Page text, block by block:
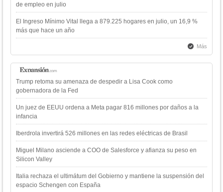
de empleo en julio
El Ingreso Mínimo Vital llega a 879.225 hogares en julio, un 16,9 %
más que hace un año
Más
Trump retoma su amenaza de despedir a Lisa Cook como
gobernadora de la Fed
Un juez de EEUU ordena a Meta pagar 816 millones por daños a la
infancia
Iberdrola invertirá 526 millones en las redes eléctricas de Brasil
Miguel Milano asciende a COO de Salesforce y afianza su peso en
Silicon Valley
Italia rechaza el ultimátum del Gobierno y mantiene la suspensión del
espacio Schengen con España